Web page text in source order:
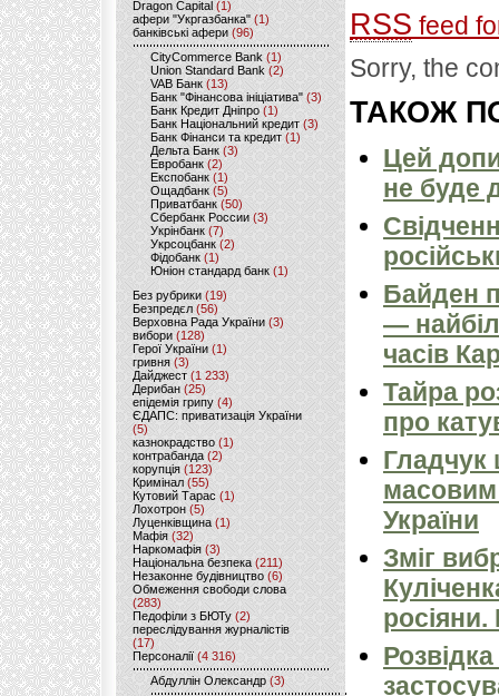
Dragon Capital (1)
афери "Укргазбанка" (1)
банківські афери (96)
CityCommerce Bank (1)
Union Standard Bank (2)
VAB Банк (13)
Банк "Фінансова ініціатива" (3)
Банк Кредит Дніпро (1)
Банк Національний кредит (3)
Банк Фінанси та кредит (1)
Дельта Банк (3)
Евробанк(2)
Експобанк (1)
Ощадбанк(5)
Приватбанк (50)
Сбербанк России (3)
Укрінбанк(7)
Укрсоцбанк (2)
Фідобанк (1)
Юніон стандард банк(1)
Без рубрики (19)
Безпредєл(56)
Верховна Рада України (3)
вибори(128)
Герої України(1)
гривня (3)
Дайджест (1 233)
Дерибан (25)
епідемія грипу (4)
ЄДАПС: приватизація України
(5)
казнокрадство (1)
контрабанда (2)
корупція (123)
Кримінал (55)
Кутовий Тарас (1)
Лохотрон(5)
Луценківщина (1)
Мафія (32)
Наркомафія (3)
Національна безпека (211)
Незаконне будівництво(6)
Обмеження свободи слова
(283)
Педофіли з БЮТу (2)
переслідування журналістів
(17)
Персоналії (4 316)
Абдуллін Олександр (3)
RSS feed
Sorry, the
ТАКОЖ
Цей
не буде
Байден
—
часів
Тайра
про
Гладчук
України
Зміг
росіяни.